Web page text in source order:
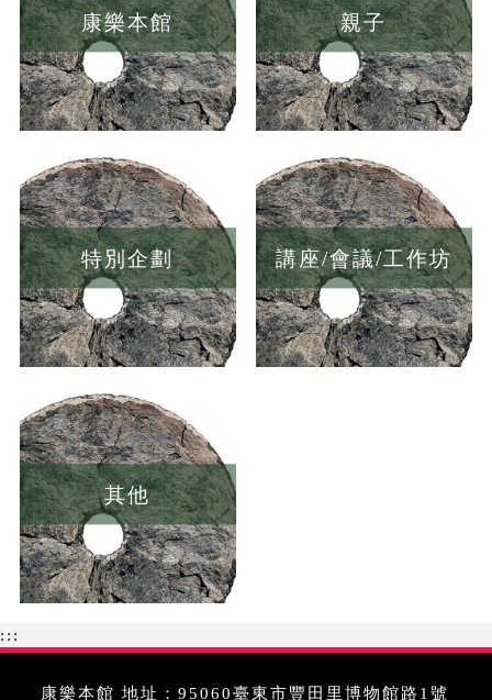
康樂本館 親子
特別企劃 講座/會議/工作坊
其他
:::
康樂本館 地址：95060臺東市豐田里博物館路1號